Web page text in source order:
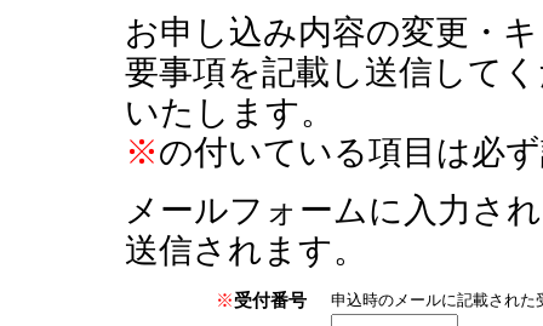
お申し込み内容の変更・
要事項を記載し送信して
いたします。
※の付いている項目は必
メールフォームに入力さ
送信されます。
※受付番号 申込時のメールに記載され